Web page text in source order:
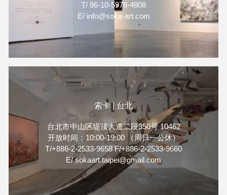
T/ 86-10-5978-4808
E/ info@soka-art.com
索卡 | 台北
台北市中山区堤顶大道二段350号 10462
开放时间：10:00-19:00 （周日一公休）
T/+886-2-2533-9658 F/+886-2-2533-9660
E/ sokaart.taipei@gmail.com